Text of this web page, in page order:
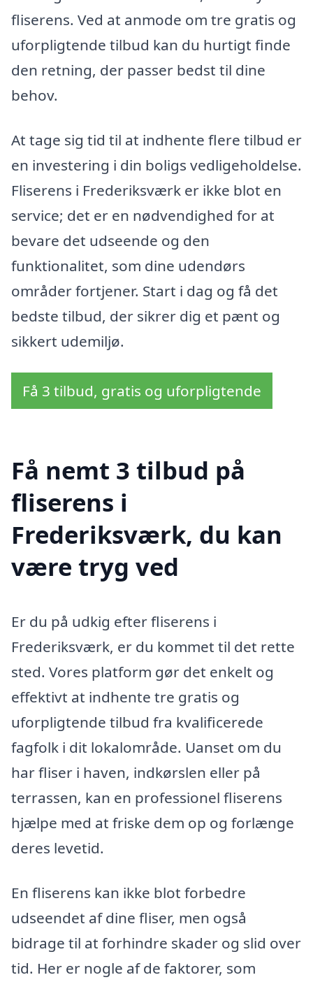
fliserens. Ved at anmode om tre gratis og
uforpligtende tilbud kan du hurtigt finde
den retning, der passer bedst til dine
behov.
At tage sig tid til at indhente flere tilbud er
en investering i din boligs vedligeholdelse.
Fliserens i Frederiksværk er ikke blot en
service; det er en nødvendighed for at
bevare det udseende og den
funktionalitet, som dine udendørs
områder fortjener. Start i dag og få det
bedste tilbud, der sikrer dig et pænt og
sikkert udemiljø.
Få 3 tilbud, gratis og uforpligtende
Få nemt 3 tilbud på
fliserens i
Frederiksværk, du kan
være tryg ved
Er du på udkig efter fliserens i
Frederiksværk, er du kommet til det rette
sted. Vores platform gør det enkelt og
effektivt at indhente tre gratis og
uforpligtende tilbud fra kvalificerede
fagfolk i dit lokalområde. Uanset om du
har fliser i haven, indkørslen eller på
terrassen, kan en professionel fliserens
hjælpe med at friske dem op og forlænge
deres levetid.
En fliserens kan ikke blot forbedre
udseendet af dine fliser, men også
bidrage til at forhindre skader og slid over
tid. Her er nogle af de faktorer, som